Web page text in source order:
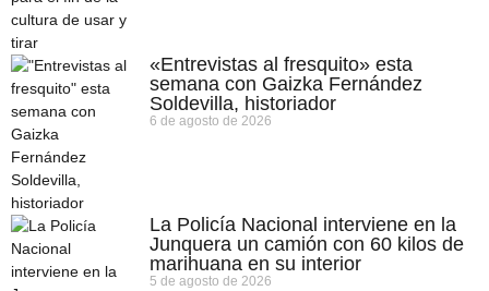
«Entrevistas al fresquito» esta
semana con Gaizka Fernández
Soldevilla, historiador
6 de agosto de 2026
La Policía Nacional interviene en la
Junquera un camión con 60 kilos de
marihuana en su interior
5 de agosto de 2026